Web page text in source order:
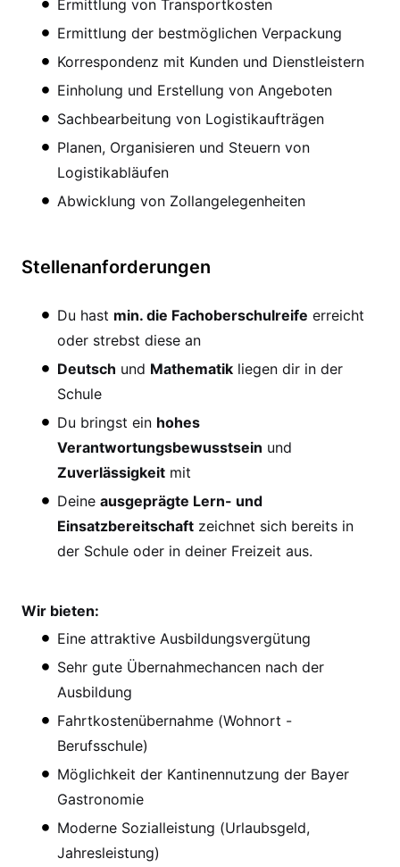
Ermittlung von Transportkosten
Ermittlung der bestmöglichen Verpackung
Korrespondenz mit Kunden und Dienstleistern
Einholung und Erstellung von Angeboten
Sachbearbeitung von Logistikaufträgen
Planen, Organisieren und Steuern von
Logistikabläufen
Abwicklung von Zollangelegenheiten
Stellenanforderungen
Du hast min. die Fachoberschulreife erreicht
oder strebst diese an
Deutsch und Mathematik liegen dir in der
Schule
Du bringst ein hohes
Verantwortungsbewusstsein und
Zuverlässigkeit mit
Deine ausgeprägte Lern- und
Einsatzbereitschaft zeichnet sich bereits in
der Schule oder in deiner Freizeit aus.
Wir bieten:
Eine attraktive Ausbildungsvergütung
Sehr gute Übernahmechancen nach der
Ausbildung
Fahrtkostenübernahme (Wohnort -
Berufsschule)
Möglichkeit der Kantinennutzung der Bayer
Gastronomie
Moderne Sozialleistung (Urlaubsgeld,
Jahresleistung)